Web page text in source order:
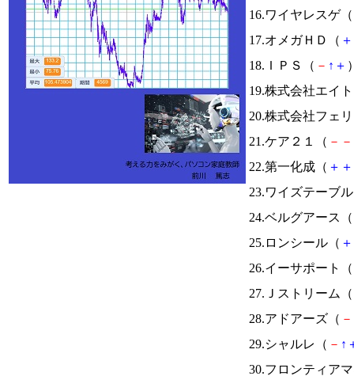
16.ワイヤレスゲ（
17.オメガＨＤ（ ＋
18.ＩＰＳ（ － ↑ ＋
19.株式会社エイ
20.株式会社フェ
21.ケア２１（ － －
22.第一化成（ ＋ ＋
23.ワイズテーブ
24.ベルグアース（
25.ロンシール（ ＋
26.イーサポート（
27.Ｊストリーム（
28.アドアーズ（ －
29.シャルレ（ － ↑
30.フロンティア